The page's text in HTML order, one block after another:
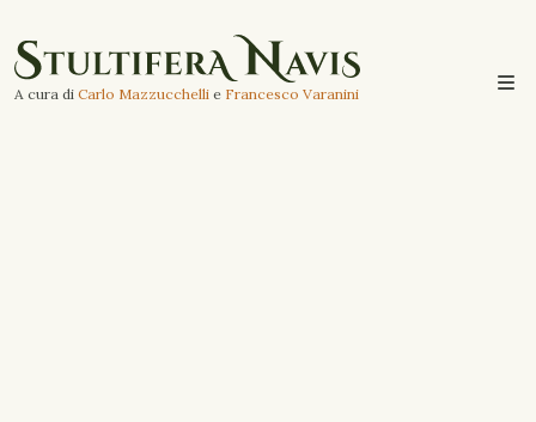
A cura di Carlo Mazzucchelli e Francesco Varanini